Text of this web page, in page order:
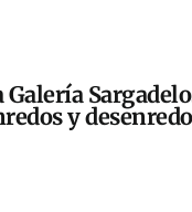
Galería
y